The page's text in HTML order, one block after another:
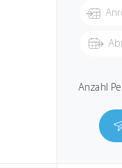
Anzahl